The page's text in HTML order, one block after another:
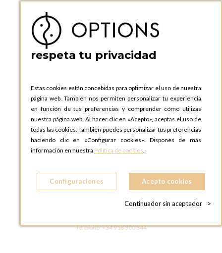
08130 Santa Perpetua de Moguda, Barcelona
ESPAñA
Teléfono:
+34 935 724 041
OPTIONS BARCELONA SHOWROOM
ESPAñA
Teléfono:+34 935 724 041
OPTIONS MADRID
C. Lucio Emilio Cándido, 6,
28803 Alcalá de Henares, Madrid
ESPAñA
OPTIONS MADRID SHOWROOM
28004 MADRID
Teléfono:+34 918 300 344
respeta tu privacidad
Estas cookies están concebidas para optimizar el uso de nuestra
página web. También nos permiten personalizar tu experiencia
en función de tus preferencias y comprender cómo utilizas
nuestra página web. Al hacer clic en «Acepto», aceptas el uso de
todas las cookies. También puedes personalizar tus preferencias
haciendo clic en «Configurar cookies». Dispones de más
información en nuestra Política de cookies.
Configuraciones Acepto cookies
Continuador sin aceptador >